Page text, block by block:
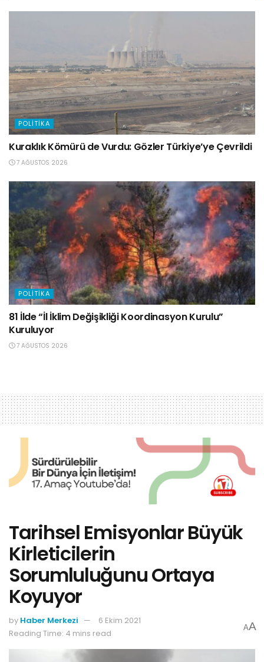
POLITIKA
Kuraklık Kömürü de Vurdu: Gözler Türkiye’ye Çevrildi
7 AĞUSTOS 2026
POLITIKA
81 İlde “İl İklim Değişikliği Koordinasyon Kurulu”
Kuruluyor
7 AĞUSTOS 2026
Tarihsel Emisyonlar Büyük
Kirleticilerin
Sorumluluğunu Ortaya
Koyuyor
by Haber Merkezi
6 Ekim 2021
Reading Time: 4 mins read
AA